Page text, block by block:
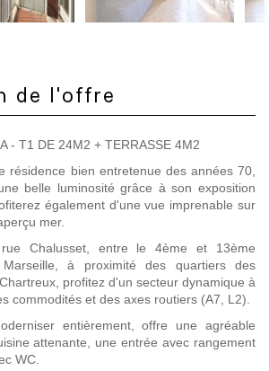
de l'offre
- T1 DE 24M2 + TERRASSE 4M2
résidence bien entretenue des années 70,
belle luminosité grâce à son exposition
également d'une vue imprenable sur
mer.
rue Chalusset, entre le 4ème et 13ème
Marseille, à proximité des quartiers des
profitez d'un secteur dynamique à
commodités et des axes routiers (A7, L2).
entièrement, offre une agréable
attenante, une entrée avec rangement
WC.